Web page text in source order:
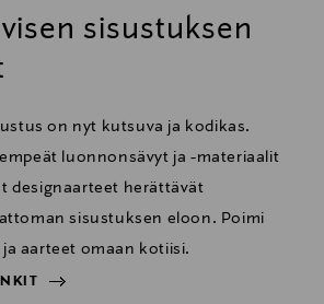
sisustuksen
on nyt kutsuva ja kodikas.
luonnonsävyt ja -materiaalit
designaarteet herättävät
sisustuksen eloon. Poimi
aarteet omaan kotiisi.